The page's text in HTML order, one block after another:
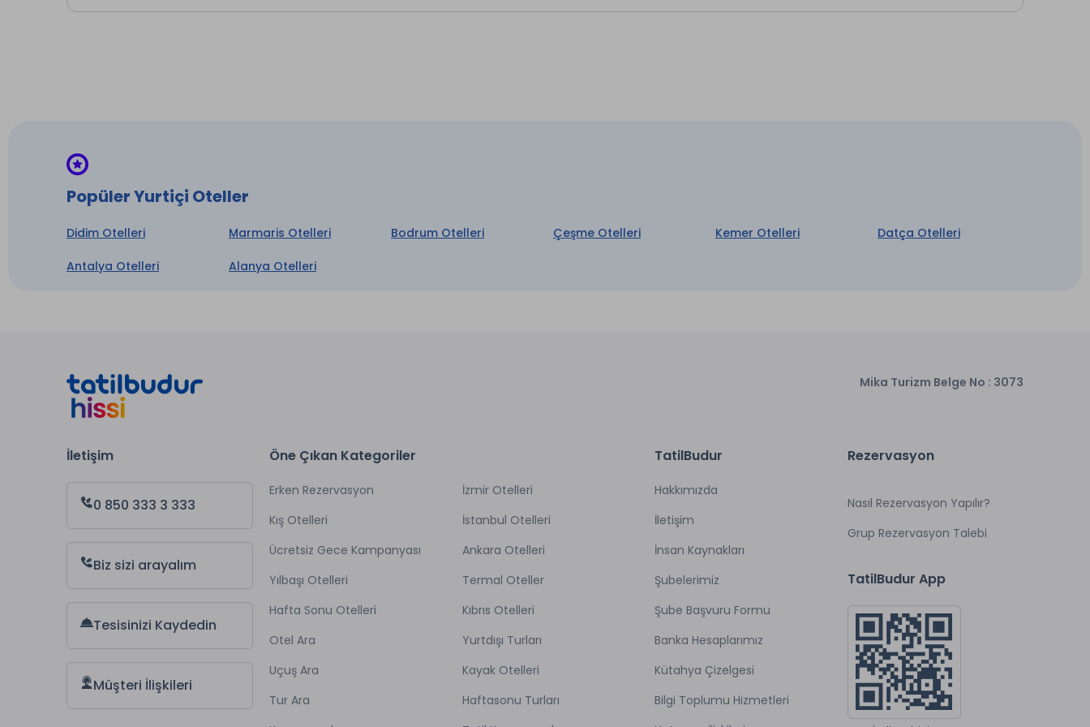
Popüler Yurtiçi Oteller
Didim Otelleri Marmaris Otelleri Bodrum Otelleri Çeşme Otelleri Kemer Otelleri Datça Otelleri
Antalya Otelleri Alanya Otelleri
Mika Turizm Belge No : 3073
İletişim
0 850 333 3 333
Biz sizi arayalım
Tesisinizi Kaydedin
Müşteri İlişkileri
Öne Çıkan Kategoriler
Erken Rezervasyon
Kış Otelleri
Ücretsiz Gece Kampanyası
Yılbaşı Otelleri
Hafta Sonu Otelleri
Otel Ara
Uçuş Ara
Tur Ara
İzmir Otelleri
İstanbul Otelleri
Ankara Otelleri
Termal Oteller
Kıbrıs Otelleri
Yurtdışı Turları
Kayak Otelleri
Haftasonu Turları
TatilBudur
Hakkımızda
İletişim
İnsan Kaynakları
Şubelerimiz
Şube Başvuru Formu
Banka Hesaplarımız
Kütahya Çizelgesi
Bilgi Toplumu Hizmetleri
Rezervasyon
Nasıl Rezervasyon Yapılır?
Grup Rezervasyon Talebi
TatilBudur App